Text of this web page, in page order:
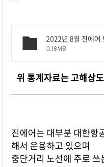
0.18MB
위 통계자료는 고해상
진에어는 대부분 대한항
해서 운용하고 있으며
중단거리 노선에 주로